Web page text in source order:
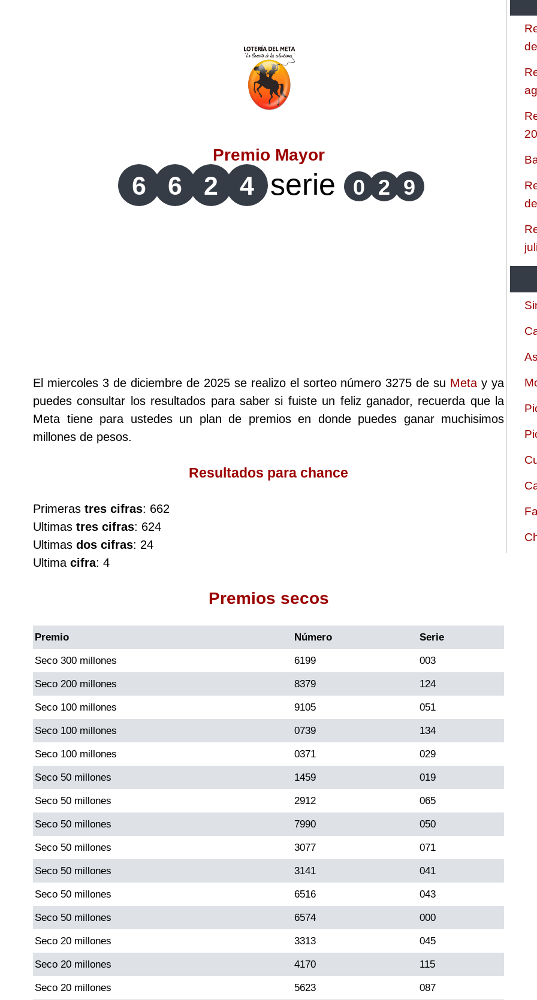
Lotería de Risaralda
Antioqueñita Día
Antioqueñita Tarde
Astro Luna
Cafeterito Tarde
Caribeña Noche
Chontico Día
Chontico Noche
Culona día
Culona noche
Dorado Mañana
Dorado Tarde
Dorado Noche
Fantástica Día
Fantástica Noche
Premio Mayor
6 6 2 4 serie 0 2 9
El miercoles 3 de diciembre de 2025 se realizo el sorteo número 3275 de su Meta y ya
puedes consultar los resultados para saber si fuiste un feliz ganador, recuerda que la
Meta tiene para ustedes un plan de premios en donde puedes ganar muchisimos
millones de pesos.
Resultados para chance
Primeras tres cifras: 662
Ultimas tres cifras: 624
Ultimas dos cifras: 24
Ultima cifra: 4
Premios secos
Premio Número Serie
Seco 300 millones 6199 003
Seco 200 millones 8379 124
Seco 100 millones 9105 051
Seco 100 millones 0739 134
Seco 100 millones 0371 029
Seco 50 millones 1459 019
Seco 50 millones 2912 065
Seco 50 millones 7990 050
Seco 50 millones 3077 071
Seco 50 millones 3141 041
Seco 50 millones 6516 043
Seco 50 millones 6574 000
Seco 20 millones 3313 045
Seco 20 millones 4170 115
Seco 20 millones 5623 087